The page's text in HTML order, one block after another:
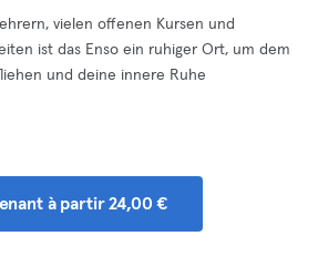
vielen offenen Kursen und
ist das Enso ein ruhiger Ort, um dem
und deine innere Ruhe
à partir 24,00 €